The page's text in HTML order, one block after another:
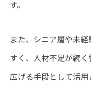
す。
また、シニア層や未
すく、人材不足が続
広げる手段として活用